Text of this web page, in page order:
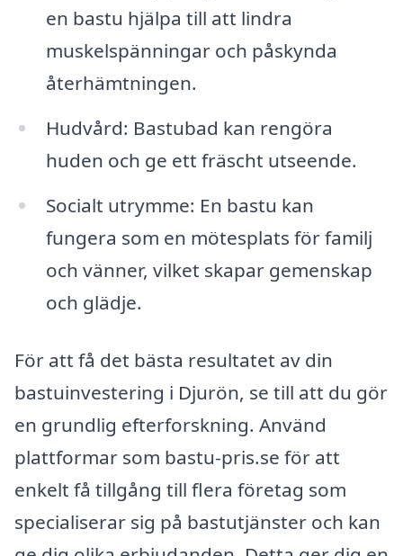
en bastu hjälpa till att lindra
muskelspänningar och påskynda
återhämtningen.
Hudvård: Bastubad kan rengöra
huden och ge ett fräscht utseende.
Socialt utrymme: En bastu kan
fungera som en mötesplats för familj
och vänner, vilket skapar gemenskap
och glädje.
För att få det bästa resultatet av din
bastuinvestering i Djurön, se till att du gör
en grundlig efterforskning. Använd
plattformar som bastu-pris.se för att
enkelt få tillgång till flera företag som
specialiserar sig på bastutjänster och kan